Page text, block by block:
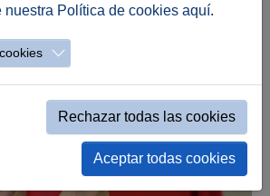
por Etiquetas
nuestra Política de cookies aquí.
Rechazar todas las cookies
Aceptar todas cookies